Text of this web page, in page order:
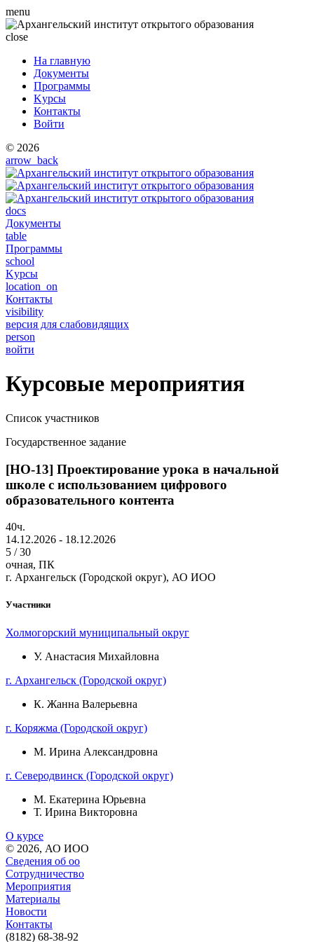
menu
close
На главную
Документы
Программы
Kурсы
Контакты
Войти
© 2026
arrow_back
docs
Документы
table
Программы
school
Kурсы
location_on
Контакты
visibility
версия для слабовидящих
person
войти
Курсовые мероприятия
Список участников
Государственное задание
[НО-13] Проектирование урока в начальной
школе с использованием цифрового
образовательного контента
40ч.
14.12.2026 - 18.12.2026
5 / 30
очная, ПК
г. Архангельск (Городской округ), АО ИОО
Участники
Холмогорский муниципальный округ
У. Анастасия Михайловна
г. Архангельск (Городской округ)
К. Жанна Валерьевна
г. Коряжма (Городской округ)
М. Ирина Александровна
г. Северодвинск (Городской округ)
М. Екатерина Юрьевна
Т. Ирина Викторовна
О курсе
© 2026, АО ИОО
Сведения об оо
Сотрудничество
Мероприятия
Материалы
Новости
Контакты
(8182) 68-38-92